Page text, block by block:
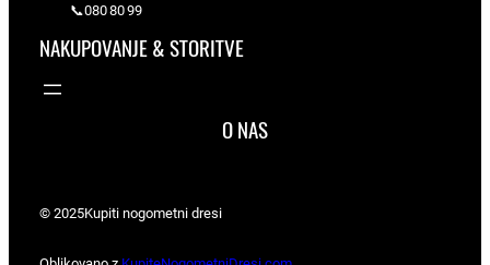
📞080 80 99
NAKUPOVANJE & STORITVE
O NAS
© 2025Kupiti nogometni dresi